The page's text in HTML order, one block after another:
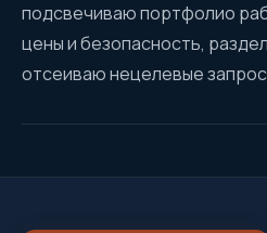
подсвечиваю портфолио
цены и безопасность,
отсеиваю нецелевые